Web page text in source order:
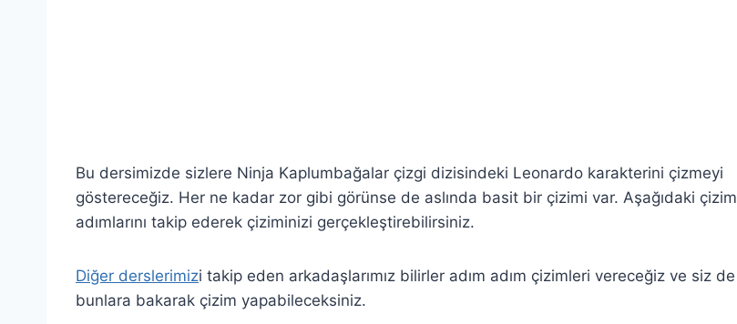
Bu dersimizde sizlere Ninja Kaplumbağalar çizgi dizisindeki Leonardo karakterini çizmeyi
göstereceğiz. Her ne kadar zor gibi görünse de aslında basit bir çizimi var. Aşağıdaki çizim
adımlarını takip ederek çiziminizi gerçekleştirebilirsiniz.
Diğer derslerimizi takip eden arkadaşlarımız bilirler adım adım çizimleri vereceğiz ve siz de
bunlara bakarak çizim yapabileceksiniz.